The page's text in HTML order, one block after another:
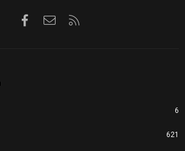
FacebookKontaktirajte nas
6
621